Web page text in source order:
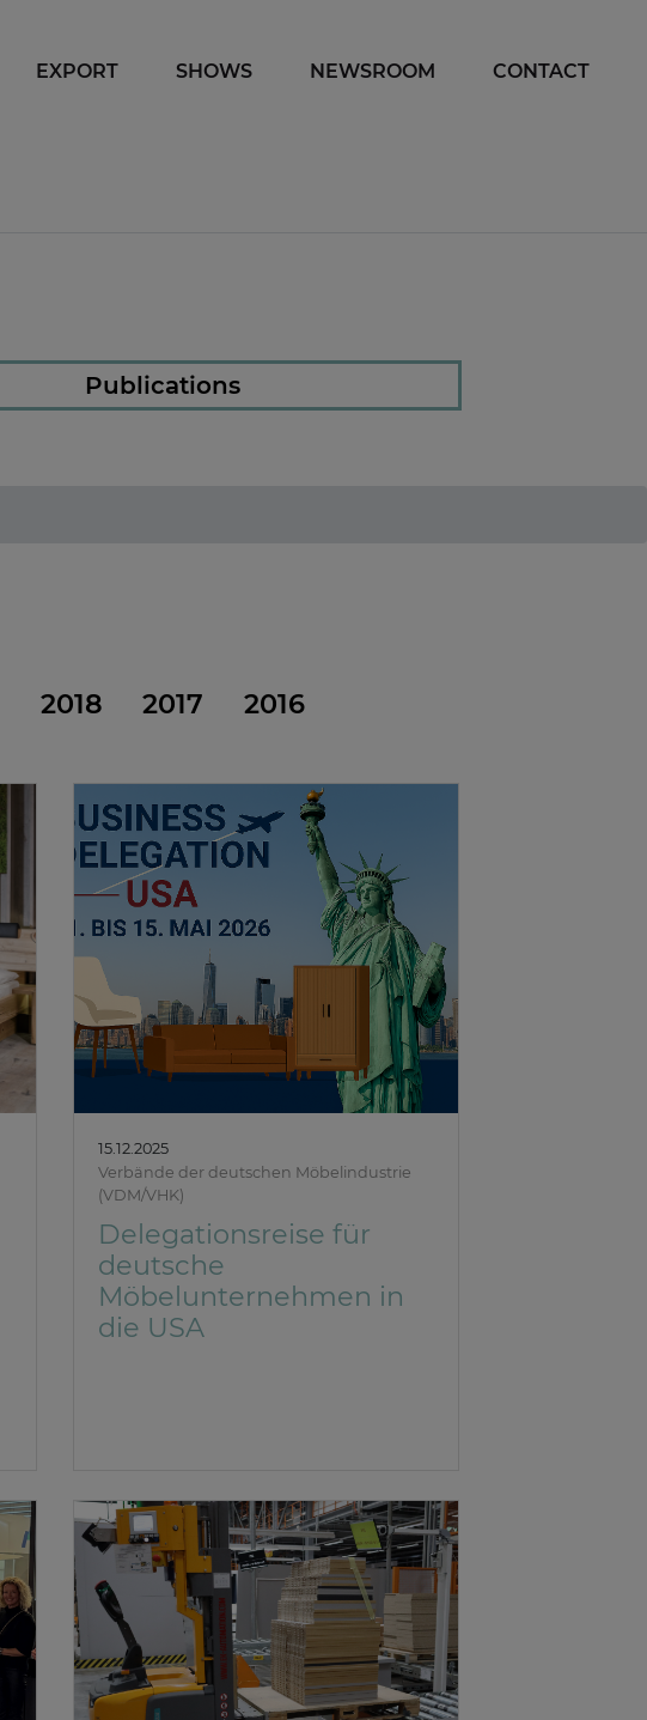
EXPORT SHOWS NEWSROOM CONTACT
Publications
2018 2017 2016
15.12.2025
Verbände der deutschen Möbelindustrie
(VDM/VHK)
Delegationsreise für
deutsche
Möbelunternehmen in
die USA